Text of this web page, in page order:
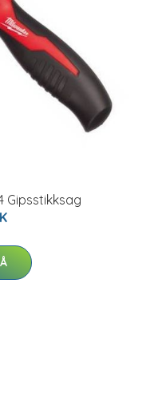
Gipsstikksag